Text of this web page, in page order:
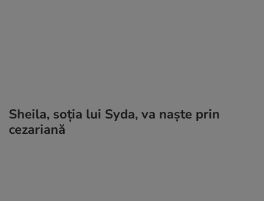
Sheila, soția lui Syda, va naște prin
cezariană